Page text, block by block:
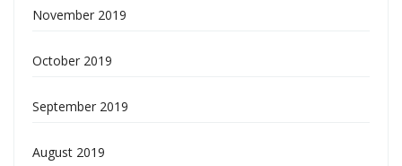
November 2019
October 2019
September 2019
August 2019